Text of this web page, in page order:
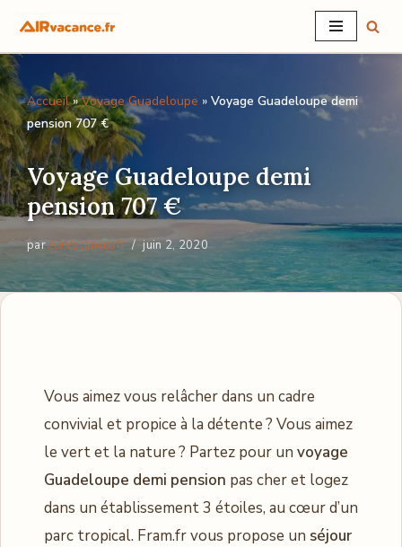
Aller
au
contenu
Accueil»Voyage Guadeloupe » Voyage Guadeloupe demi
pension 707 €
Voyage Guadeloupe demi
pension 707 €
parAirVacancesfr juin 2, 2020
Vous aimez vous relâcher dans un cadre
convivial et propice à la détente ? Vous aimez
le vert et la nature ? Partez pour un voyage
Guadeloupe demi pension pas cher et logez
dans un établissement 3 étoiles, au cœur d’un
parc tropical. Fram.fr vous propose un séjour